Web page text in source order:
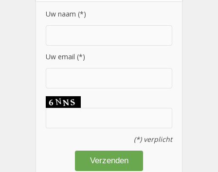
Uw naam (*)
Uw email (*)
(*) verplicht